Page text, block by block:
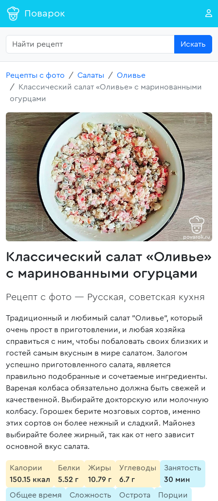
Поварок
Искать
Рецепты с фото Салаты
Оливье
Классический салат «Оливье» с маринованными
огурцами
Классический салат «Оливье»
с маринованными огурцами
Рецепт с фото — Русская, советская кухня
Традиционный и любимый салат "Оливье", который
очень прост в приготовлении, и любая хозяйка
справиться с ним, чтобы побаловать своих близких и
гостей самым вкусным в мире салатом. Залогом
успешно приготовленного салата, является
правильно подобранные и сочетаемые ингредиенты.
Вареная колбаса обязательно должна быть свежей и
качественной. Выбирайте докторскую или молочную
колбасу. Горошек берите мозговых сортов, именно
этих сортов он более нежный и сладкий. Майонез
выбирайте более жирный, так как от него зависит
основной вкус салата.
Калории
150.15 ккал
Белки
5.52 г
Жиры
10.79 г
Углеводы
6.7 г
Занятость
30 мин
Общее время
Сложность
Острота
Порции